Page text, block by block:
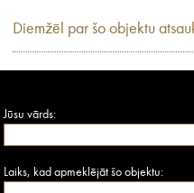
Diemžēl par šo objektu
Jūsu vārds:
Laiks, kad apmeklējāt šo objektu: